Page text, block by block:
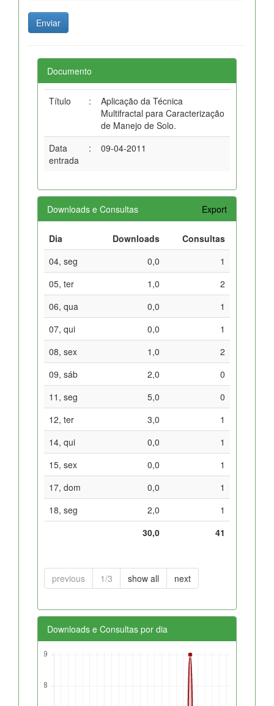
Documento
Título :
Aplicação da Técnica
Multifractal para Caracterização
de Manejo de Solo.
Data
entrada
: 09-04-2011
Downloads e Consultas Export
Dia Downloads
Consultas
04, seg
0,0
1
05, ter
1,0
2
06, qua
0,0
1
07, qui
0,0
1
08, sex
1,0
2
09, sáb
2,0
0
11, seg
5,0
0
12, ter
3,0
1
14, qui
0,0
1
15, sex
0,0
1
17, dom
0,0
1
18, seg
2,0
1
30,0
41
previous 1/3 show all next
Downloads e Consultas por dia